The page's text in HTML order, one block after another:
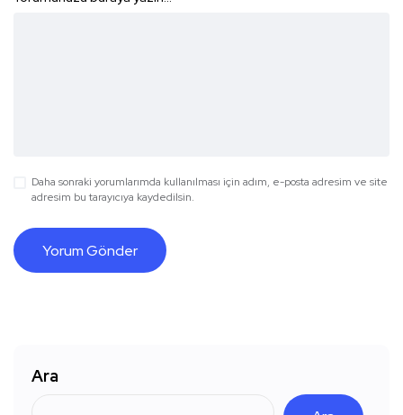
Daha sonraki yorumlarımda kullanılması için adım, e-posta adresim ve site
adresim bu tarayıcıya kaydedilsin.
Ara